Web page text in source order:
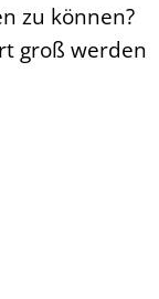
zu können?
groß werden